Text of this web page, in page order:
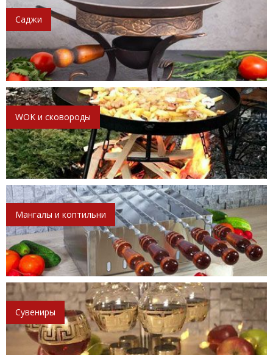
Саджи
WOK и сковороды
Мангалы и коптильни
Сувениры